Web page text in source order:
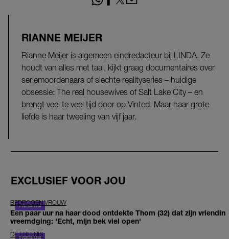
RIANNE MEIJER
Rianne Meijer is algemeen eindredacteur bij LINDA. Ze
houdt van alles met taal, kijkt graag documentaires over
seriemoordenaars of slechte realityseries – huidige
obsessie: The real housewives of Salt Lake City – en
brengt veel te veel tijd door op Vinted. Maar haar grote
liefde is haar tweeling van vijf jaar.
EXCLUSIEF VOOR JOU
BEDROGEN VROUW
Een paar uur na haar dood ontdekte Thom (32) dat zijn vriendin
vreemdging: 'Echt, mijn bek viel open'
DE ERFENIS